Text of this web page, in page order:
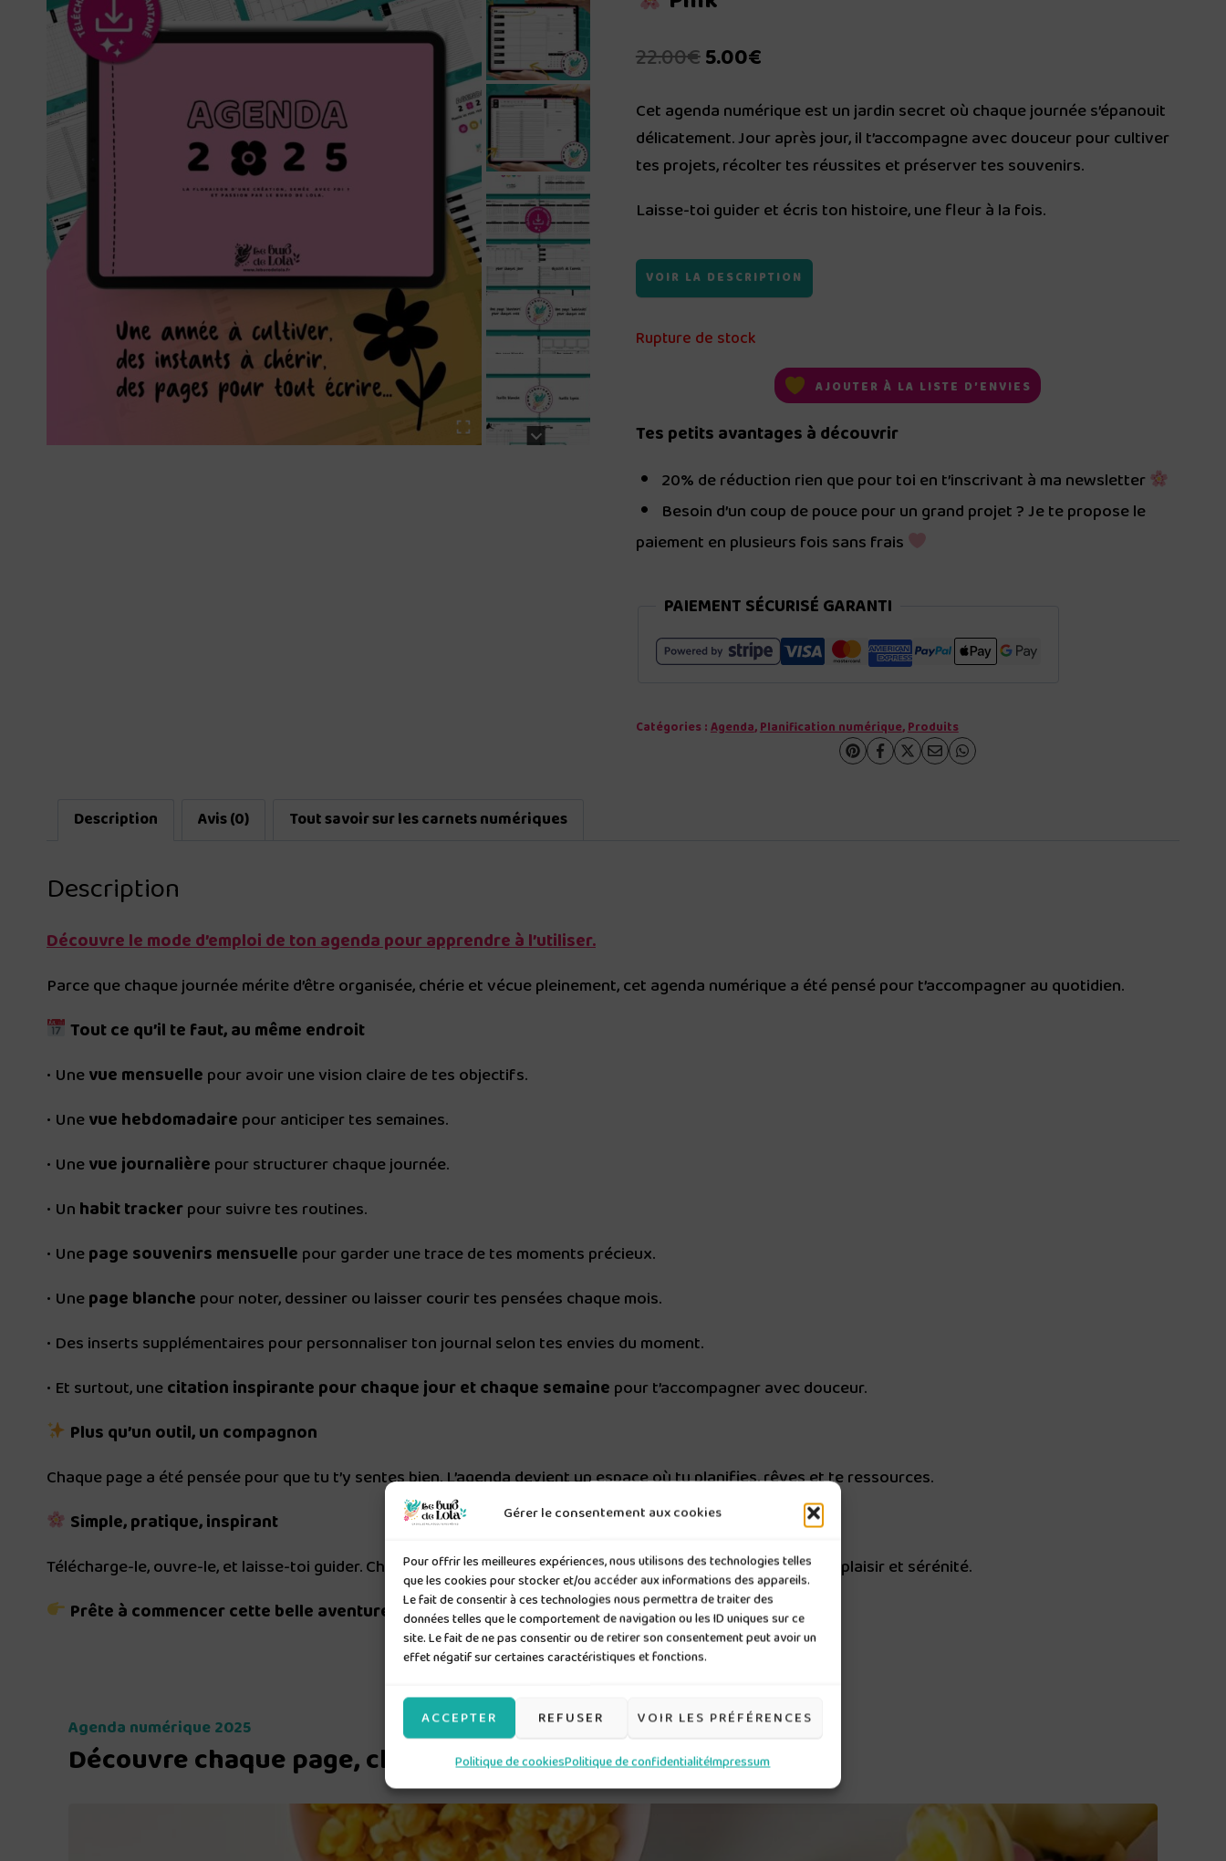
Gérer le consentement aux cookies
Pour offrir les meilleures expériences, nous utilisons des technologies telles
que les cookies pour stocker et/ou accéder aux informations des appareils.
Le fait de consentir à ces technologies nous permettra de traiter des
données telles que le comportement de navigation ou les ID uniques sur ce
site. Le fait de ne pas consentir ou de retirer son consentement peut avoir un
effet négatif sur certaines caractéristiques et fonctions.
ACCEPTER REFUSER VOIR LES PRÉFÉRENCES
Politique de cookiesPolitique de confidentialitéImpressum
22.00€Le
initial
était :
22.00€.
5.00€Le
actuel
est :
5.00€.
Cet agenda numérique est un jardin secret où chaque journée s’épanouit
délicatement. Jour après jour, il t’accompagne avec douceur pour cultiver
tes projets, récolter tes réussites et préserver tes souvenirs.
Laisse-toi guider et écris ton histoire, une fleur à la fois.
VOIR LA DESCRIPTION
Rupture de stock
AJOUTER À LA LISTE D’ENVIES
Tes petits avantages à découvrir
20% de réduction rien que pour toi en t’inscrivant à ma newsletter
Besoin d’un coup de pouce pour un grand projet ? Je te propose le
paiement en plusieurs fois sans frais
PAIEMENT SÉCURISÉ GARANTI
Catégories :Agenda,Planification numérique,Produits
Description Avis (0) Tout savoir sur les carnets numériques
Description
Découvre le mode d’emploi de ton agenda pour apprendre à l’utiliser.
Parce que chaque journée mérite d’être organisée, chérie et vécue pleinement, cet agenda numérique a été pensé pour t’accompagner au quotidien.
Tout ce qu’il te faut, au même endroit
• Unevue mensuelle pour avoir une vision claire de tes objectifs.
• Unevue hebdomadaire pour anticiper tes semaines.
• Unevue journalière pour structurer chaque journée.
• Un habit trackerpour suivre tes routines.
• Unepage souvenirs mensuelle pour garder une trace de tes moments précieux.
• Unepage blanche pour noter, dessiner ou laisser courir tes pensées chaque mois.
• Des inserts supplémentaires pour personnaliser ton journal selon tes envies du moment.
• Et surtout, unecitation inspirante pour chaque jour et chaque semaine pour t’accompagner avec douceur.
Plus qu’un outil, un compagnon
Chaque page a été pensée pour que tu t’y sentes bien. L’agenda devient un espace où tu planifies, rêves et te ressources.
Simple, pratique, inspirant
Télécharge-le, ouvre-le, et laisse-toi guider. Chaque détail a été imaginé pour que tu puisses t’organiser avec plaisir et sérénité.
Prête à commencer cette belle aventure ? Ajoute-le à ton panier dès maintenant.
Agenda numérique 2025
Découvre chaque page, chaque détail…